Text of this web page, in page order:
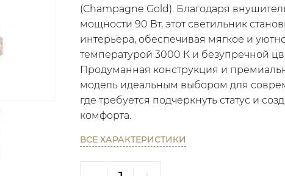
(Champagne Gold). Благодаря
мощности 90 Вт, этот светильник
интерьера, обеспечивая мягкое и
температурой 3000 К и безупречной
Продуманная конструкция и
модель идеальным выбором для
где требуется подчеркнуть статус и
комфорта.
ВСЕ ХАРАКТЕРИСТИКИ